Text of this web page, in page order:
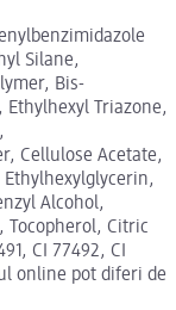
Silane,
Bis-
Ethylhexyl Triazone,
Cellulose Acetate,
Alcohol,
Tocopherol, Citric
CI 77492, CI
online pot diferi de